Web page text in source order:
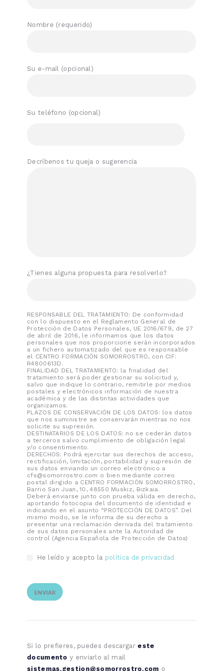
Nombre (requerido)
Su e-mail (opcional)
Su teléfono (opcional)
Decríbenos tu queja o sugerencia
¿Tienes alguna propuesta para resolverlo?
RESPONSABLE DEL TRATAMIENTO: De conformidad
con lo dispuesto en el Reglamento General de
Protección de Datos Personales, UE 2016/679, de 27
de abril de 2016, le informamos que los datos
personales que nos proporcione serán incorporados
a un fichero automatizado del que es responsable
el CENTRO FORMACIÓN SOMORROSTRO, con CIF:
R4800613D.
FINALIDAD DEL TRATAMIENTO: la finalidad del
tratamiento será poder gestionar su solicitud y,
salvo que indique lo contrario, remitirle por medios
postales y electrónicos información de nuestra
académica y de las distintas actividades que
organizamos.
PLAZOS DE CONSERVACIÓN DE LOS DATOS: los datos
que nos suministre se conservarán mientras no nos
solicite su supresión.
DESTINATARIOS DE LOS DATOS: no se cederán datos
a terceros salvo cumplimiento de obligación legal
y/o consentimiento.
DERECHOS: Podrá ejercitar sus derechos de acceso,
rectificación, limitación, portabilidad y supresión de
sus datos enviando un correo electrónico a
cfs@somorrostro.com o bien mediante correo
postal dirigido a CENTRO FORMACIÓN SOMORROSTRO,
Barrio San Juan, 10, 48550 Muskiz, Bizkaia.
Deberá enviarse junto con prueba válida en derecho,
aportando fotocopia del documento de identidad e
indicando en el asunto “PROTECCIÓN DE DATOS”. Del
mismo modo, se le informa de su derecho a
presentar una reclamación derivada del tratamiento
de sus datos personales ante la Autoridad de
control (Agencia Española de Protección de Datos)
He leído y acepto la política de privacidad
Si lo prefieres, puedes descargar este
documento y enviarlo al mail
sistemas.gestion@somorrostro.com o